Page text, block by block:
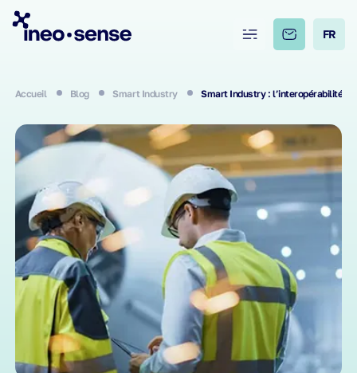
FR
Accueil Blog Smart Industry Smart Industry : l’interopérabilité